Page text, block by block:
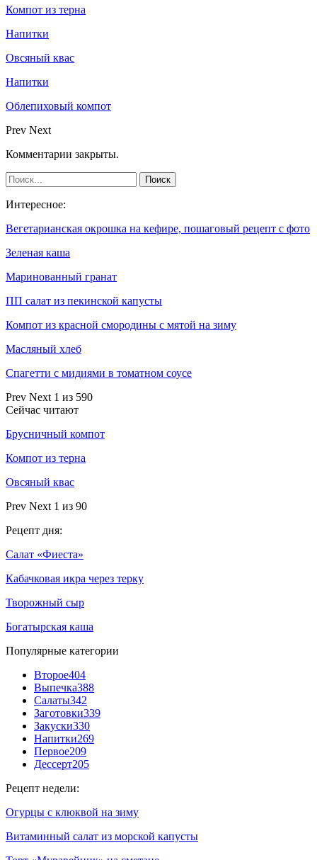
Компот из терна
Напитки
Овсяный квас
Напитки
Облепиховый компот
Prev Next
Комментарии закрыты.
Интересное:
Вегетарианская окрошка на кефире, пошаговый рецепт с фото
Зеленая каша
Маринованный гранат
ПП салат из пекинской капусты
Компот из красной смородины с мятой на зиму
Масляный хлеб
Спагетти с мидиями в томатном соусе
Prev Next 1 из 590
Сейчас читают
Брусничный компот
Компот из терна
Овсяный квас
Prev Next 1 из 90
Рецепт дня:
Салат «Фиеста»
Кабачковая икра через терку
Творожный сыр
Богатырская каша
Популярные категории
Второе404
Выпечка388
Салаты342
Заготовки339
Закуски330
Напитки269
Первое209
Дессерт205
Рецепт недели:
Огурцы с клюквой на зиму
Витаминный салат из морской капусты